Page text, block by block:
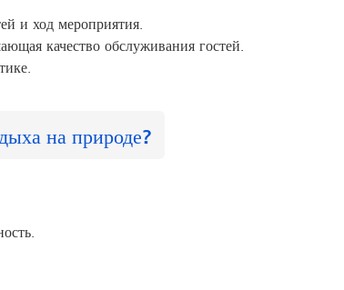
и ход мероприятия.
качество обслуживания гостей.
на природе?